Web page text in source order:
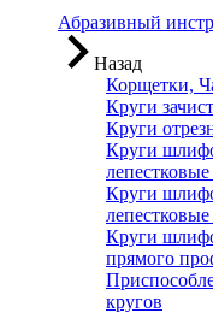
Абразивный
Назад
Корщетки,
Круги
Круги
Круги
Круги
Круги
прямого
кругов